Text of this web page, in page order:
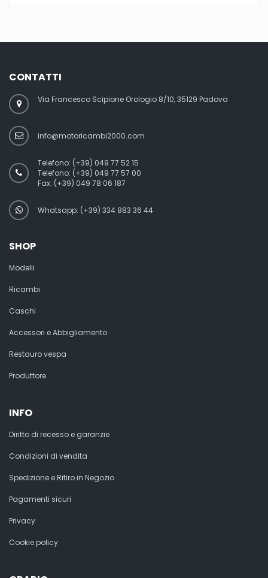
CONTATTI
Via Francesco Scipione Orologio 8/10, 35129 Padova
info@motoricambi2000.com
Telefono: (+39) 049 77 52 15
Telefono: (+39) 049 77 57 00
Fax: (+39) 049 78 06 187
Whatsapp: (+39) 334 883 36 44
SHOP
Modelli
Ricambi
Caschi
Accessori e Abbigliamento
Restauro vespa
Produttore
INFO
Diritto di recesso e garanzie
Condizioni di vendita
Spedizione e Ritiro in Negozio
Pagamenti sicuri
Privacy
Cookie policy